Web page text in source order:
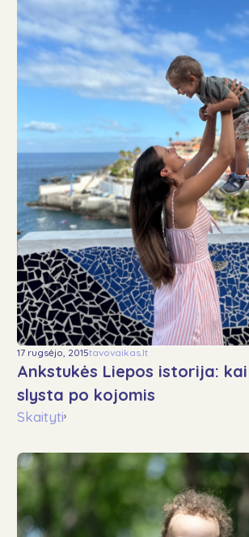
17 rugsėjo, 2015tavovaikas.lt
Ankstukės Liepos istorija:
slysta po kojomis
Skaityti›